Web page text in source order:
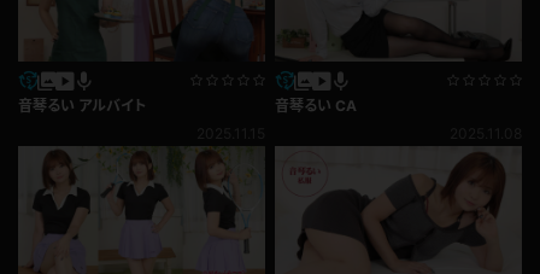
音琴るい アルバイト
音琴るい CA